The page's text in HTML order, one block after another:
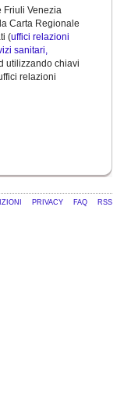
Friuli Venezia
Carta Regionale
(uffici relazioni
sanitari,
utilizzando chiavi
relazioni
PRIVACY FAQ RSS